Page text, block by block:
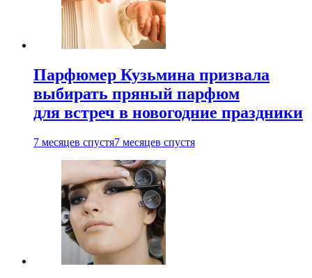
Парфюмер Кузьмина призвала
выбирать пряный парфюм
для встреч в новогодние праздники
7 месяцев спустя7 месяцев спустя